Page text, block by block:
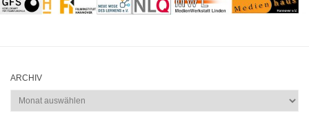
ARCHIV
Archiv